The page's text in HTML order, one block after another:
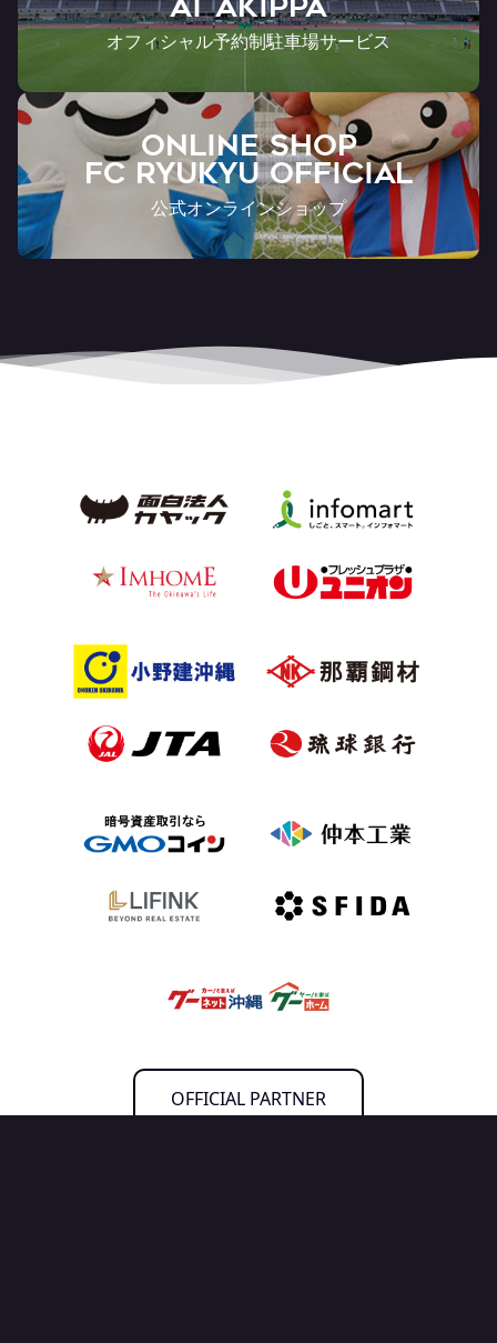
AT Akippa
オフィシャル予約制駐車場サービス
ONLINE SHOP
FC RYUKYU OFFICIAL
公式オンラインショップ
OFFICIAL PARTNER